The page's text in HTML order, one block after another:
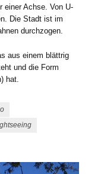
einer Achse. Von U-
Die Stadt ist im
durchzogen.
aus einem blättrig
und die Form
hat.